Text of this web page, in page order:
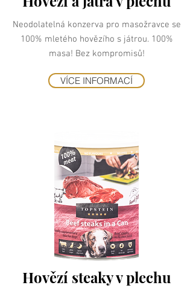
Neodolatelná konzerva pro masožravce se
100% mletého hovězího s játrou. 100%
masa! Bez kompromisů!
VÍCE INFORMACÍ
Hovězí steaky v plechu